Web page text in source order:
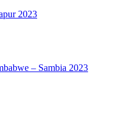
2023
– Sambia 2023